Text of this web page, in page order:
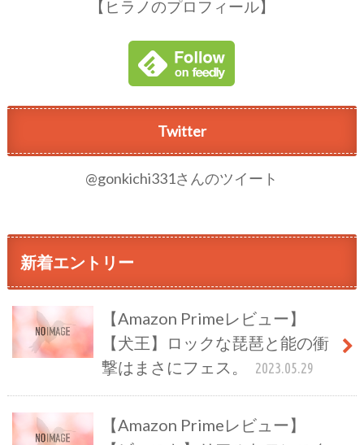
【ヒラノのプロフィール】
Twitter
@gonkichi331さんのツイート
新着エントリー
【Amazon Primeレビュー】
【犬王】ロックな琵琶と能の衝
撃はまさにフェス。
2023.05.29
【Amazon Primeレビュー】